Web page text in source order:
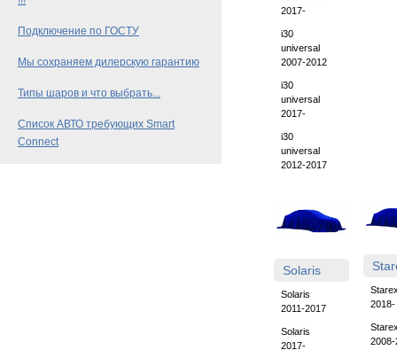
Подключение по ГОСТУ
Мы сохраняем дилерскую гарантию
Типы шаров и что выбрать...
Список АВТО требующих Smart
Connect
2017-
i30
universal
2007-2012
i30
universal
2017-
i30
universal
2012-2017
Solaris
Solaris
2011-2017
Solaris
2017-
2018-
2008-